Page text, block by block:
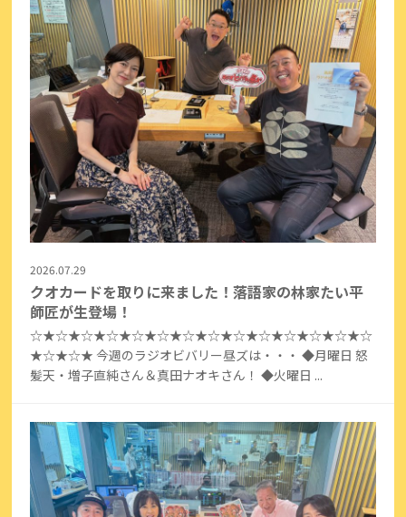
2026.07.29
クオカードを取りに来ました！落語家の林家たい平
師匠が生登場！
☆★☆★☆★☆★☆★☆★☆★☆★☆★☆★☆★☆★☆★☆
★☆★☆★ 今週のラジオビバリー昼ズは・・・ ◆月曜日 怒
髪天・増子直純さん＆真田ナオキさん！ ◆火曜日 ...